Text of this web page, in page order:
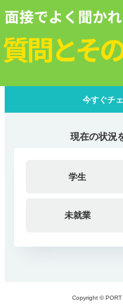
今すぐチ
現在の状況
学生
未就業
Copyright © PORT